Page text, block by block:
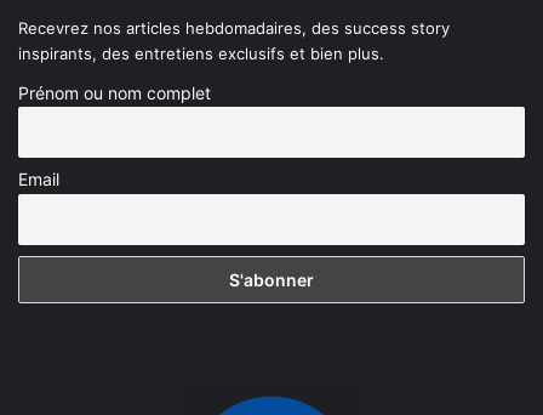
Recevrez nos articles hebdomadaires, des success story
inspirants, des entretiens exclusifs et bien plus.
Prénom ou nom complet
Email